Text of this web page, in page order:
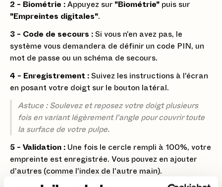
2 - Biométrie : Appuyez sur "Biométrie" puis sur
"Empreintes digitales".
3 - Code de secours : Si vous n'en avez pas, le
système vous demandera de définir un code PIN, un
mot de passe ou un schéma de secours.
4 - Enregistrement : Suivez les instructions à l'écran
en posant votre doigt sur le bouton latéral.
Astuce : Soulevez et reposez votre doigt plusieurs
fois en variant légèrement l'angle pour couvrir toute
la surface de votre pulpe.
5 - Validation : Une fois le cercle rempli à 100%, votre
empreinte est enregistrée. Vous pouvez en ajouter
d'autres (comme l'index de l'autre main).